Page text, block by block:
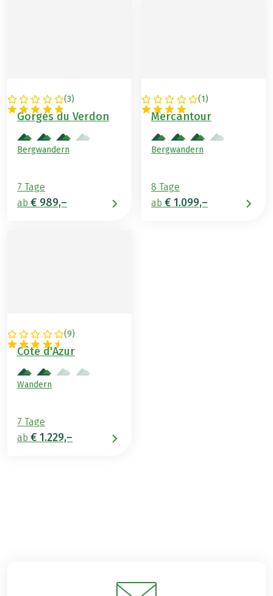
(3)
FRANKREICH
Gorges du Verdon
Bergwandern
7 Tage
ab € 989,–
(1)
FRANKREICH
Mercantour
Bergwandern
8 Tage
ab € 1.099,–
(9)
FRANKREICH
Côte d'Azur
Wandern
7 Tage
ab € 1.229,–